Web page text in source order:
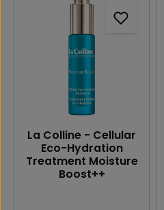
La Colline - Cellular
Eco-Hydration
Treatment Moisture
Boost++